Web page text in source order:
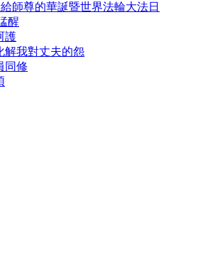
師尊的華誕暨世界法輪大法日
醒
護
解我對丈夫的怨
同修